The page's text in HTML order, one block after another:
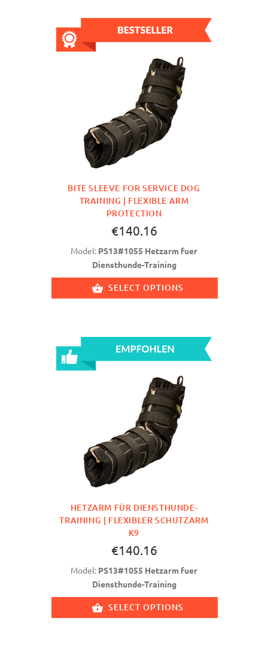
BITE SLEEVE FOR SERVICE DOG
TRAINING | FLEXIBLE ARM
PROTECTION
€140.16
Model: PS13#1055 Hetzarm fuer
Diensthunde-Training
SELECT OPTIONS
HETZARM FÜR DIENSTHUNDE-
TRAINING | FLEXIBLER SCHUTZARM
K9
€140.16
Model: PS13#1055 Hetzarm fuer
Diensthunde-Training
SELECT OPTIONS